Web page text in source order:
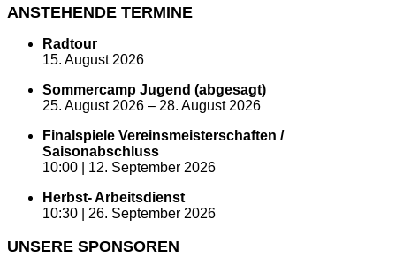
ANSTEHENDE TERMINE
Radtour
15. August 2026
Sommercamp Jugend (abgesagt)
25. August 2026 – 28. August 2026
Finalspiele Vereinsmeisterschaften /
Saisonabschluss
10:00 | 12. September 2026
Herbst- Arbeitsdienst
10:30 | 26. September 2026
UNSERE SPONSOREN